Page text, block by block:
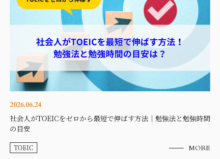
2026.06.24
社会人がTOEICをゼロから最短で伸ばす方法｜勉強法と勉強時間
の目安
TOEIC MORE